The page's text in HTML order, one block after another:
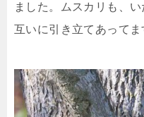
ました。ムスカリも、
互いに引き立てあってま